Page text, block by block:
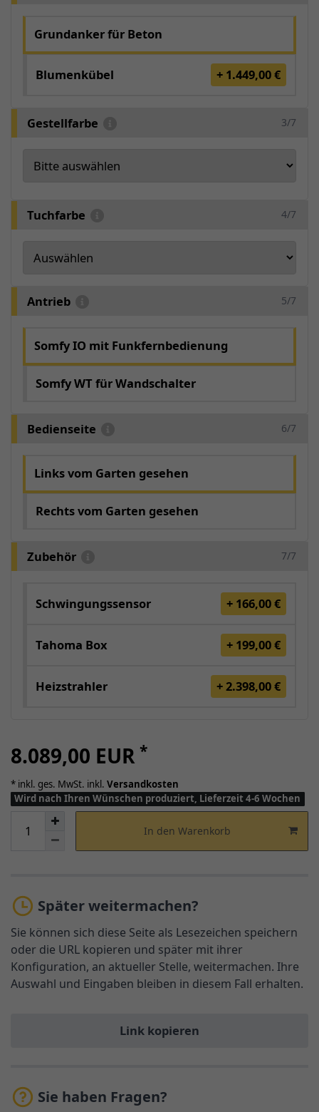
Grundanker für Beton
Blumenkübel + 1.449,00 €
Gestellfarbe 3/7
Tuchfarbe 4/7
Antrieb 5/7
Somfy IO mit Funkfernbedienung
Somfy WT für Wandschalter
Bedienseite 6/7
Links vom Garten gesehen
Rechts vom Garten gesehen
Zubehör 7/7
Schwingungssensor + 166,00 €
Tahoma Box + 199,00 €
Heizstrahler + 2.398,00 €
8.089,00 EUR *
* inkl. ges. MwSt. inkl. Versandkosten
Wird nach Ihren Wünschen produziert, Lieferzeit 4-6 Wochen
In den Warenkorb
Später weitermachen?
Sie können sich diese Seite als Lesezeichen speichern
oder die URL kopieren und später mit ihrer
Konfiguration, an aktueller Stelle, weitermachen. Ihre
Auswahl und Eingaben bleiben in diesem Fall erhalten.
Link kopieren
Sie haben Fragen?